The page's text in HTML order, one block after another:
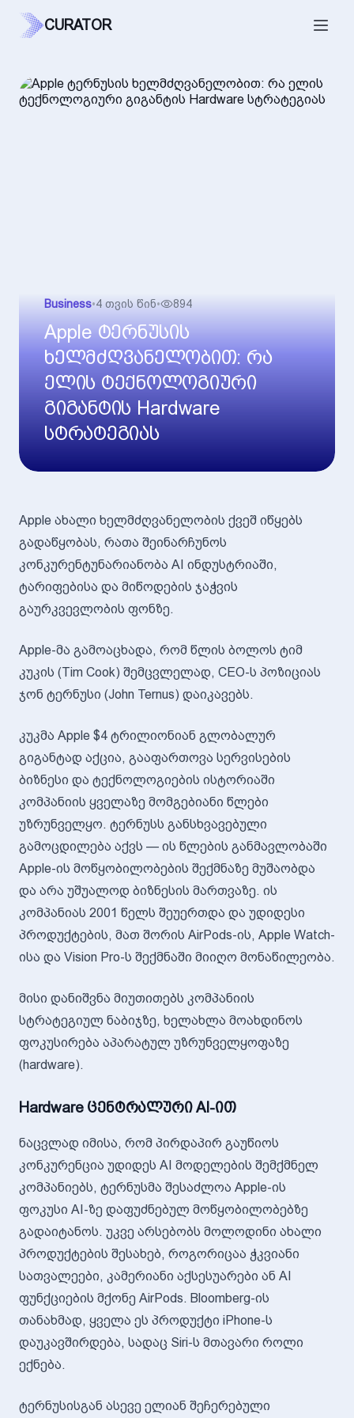
CURATOR
Business•4 თვის წინ• 894
Apple ტერნუსის
ხელმძღვანელობით: რა
ელის ტექნოლოგიური
გიგანტის Hardware
სტრატეგიას
Apple ახალი ხელმძღვანელობის ქვეშ იწყებს
გადაწყობას, რათა შეინარჩუნოს
კონკურენტუნარიანობა AI ინდუსტრიაში,
ტარიფებისა და მიწოდების ჯაჭვის
გაურკვევლობის ფონზე.
Apple-მა გამოაცხადა, რომ წლის ბოლოს ტიმ
კუკის (Tim Cook) შემცვლელად, CEO-ს პოზიციას
ჯონ ტერნუსი (John Ternus) დაიკავებს.
კუკმა Apple $4 ტრილიონიან გლობალურ
გიგანტად აქცია, გააფართოვა სერვისების
ბიზნესი და ტექნოლოგიების ისტორიაში
კომპანიის ყველაზე მომგებიანი წლები
უზრუნველყო. ტერნუსს განსხვავებული
გამოცდილება აქვს — ის წლების განმავლობაში
Apple-ის მოწყობილობების შექმნაზე მუშაობდა
და არა უშუალოდ ბიზნესის მართვაზე. ის
კომპანიას 2001 წელს შეუერთდა და უდიდესი
პროდუქტების, მათ შორის AirPods-ის, Apple Watch-
ისა და Vision Pro-ს შექმნაში მიიღო მონაწილეობა.
მისი დანიშვნა მიუთითებს კომპანიის
სტრატეგიულ ნაბიჯზე, ხელახლა მოახდინოს
ფოკუსირება აპარატულ უზრუნველყოფაზე
(hardware).
Hardware ცენტრალური AI-ით
ნაცვლად იმისა, რომ პირდაპირ გაუწიოს
კონკურენცია უდიდეს AI მოდელების შემქმნელ
კომპანიებს, ტერნუსმა შესაძლოა Apple-ის
ფოკუსი AI-ზე დაფუძნებულ მოწყობილობებზე
გადაიტანოს. უკვე არსებობს მოლოდინი ახალი
პროდუქტების შესახებ, როგორიცაა ჭკვიანი
სათვალეები, კამერიანი აქსესუარები ან AI
ფუნქციების მქონე AirPods. Bloomberg-ის
თანახმად, ყველა ეს პროდუქტი iPhone-ს
დაუკავშირდება, სადაც Siri-ს მთავარი როლი
ექნება.
ტერნუსისგან ასევე ელიან შეჩერებული